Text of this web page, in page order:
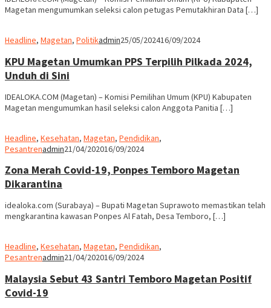
Magetan mengumumkan seleksi calon petugas Pemutakhiran Data […]
Headline, Magetan, Politikadmin25/05/202416/09/2024
KPU Magetan Umumkan PPS Terpilih Pilkada 2024,
Unduh di Sini
IDEALOKA.COM (Magetan) – Komisi Pemilihan Umum (KPU) Kabupaten
Magetan mengumumkan hasil seleksi calon Anggota Panitia […]
Headline, Kesehatan, Magetan, Pendidikan,
Pesantrenadmin21/04/202016/09/2024
Zona Merah Covid-19, Ponpes Temboro Magetan
Dikarantina
idealoka.com (Surabaya) – Bupati Magetan Suprawoto memastikan telah
mengkarantina kawasan Ponpes Al Fatah, Desa Temboro, […]
Headline, Kesehatan, Magetan, Pendidikan,
Pesantrenadmin21/04/202016/09/2024
Malaysia Sebut 43 Santri Temboro Magetan Positif
Covid-19